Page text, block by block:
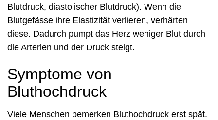
Blutdruck, diastolischer Blutdruck). Wenn die
Blutgefässe ihre Elastizität verlieren, verhärten
diese. Dadurch pumpt das Herz weniger Blut durch
die Arterien und der Druck steigt.
Symptome von
Bluthochdruck
Viele Menschen bemerken Bluthochdruck erst spät.